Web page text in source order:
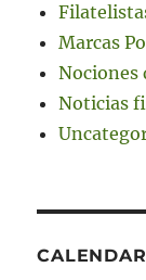
Marcas
Nociones
Noticias